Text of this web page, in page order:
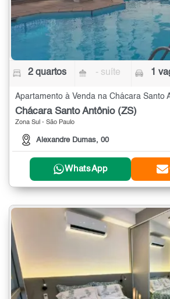
2 quartos - suíte 1
Chácara Santo Antônio (ZS)
Zona Sul - São Paulo
Alexandre Dumas, 00
WhatsApp